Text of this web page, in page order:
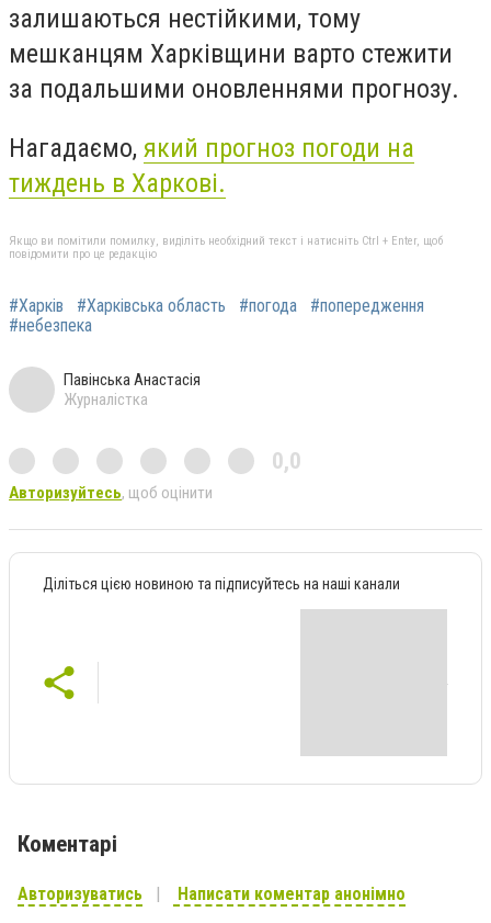
залишаються нестійкими, тому
мешканцям Харківщини варто стежити
за подальшими оновленнями прогнозу.
Нагадаємо, який прогноз погоди на
тиждень в Харкові.
Якщо ви помітили помилку, виділіть необхідний текст і натисніть Ctrl + Enter, щоб
повідомити про це редакцію
#Харків #Харківська область #погода
#попередження
#небезпека
Павінська Анастасія
Журналістка
0,0
Авторизуйтесь, щоб оцінити
Діліться цією новиною та підписуйтесь на наші канали
Коментарі
Авторизуватись Написати коментар анонімно